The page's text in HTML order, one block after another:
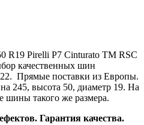
R19 Pirelli P7 Cinturato TM RSC
качественных шин
Прямые поставки из Европы.
245, высота 50, диаметр 19. На
шины такого же размера.
Гарантия качества.